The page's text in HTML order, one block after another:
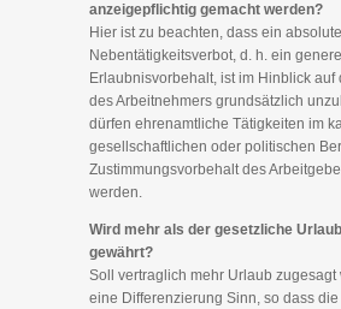
anzeigepflichtig gemacht werden?
Hier ist zu beachten, dass ein
Nebentätigkeitsverbot, d. h. ein
Erlaubnisvorbehalt, ist im Hinblick auf
des Arbeitnehmers grundsätzlich
dürfen ehrenamtliche Tätigkeiten im
gesellschaftlichen oder politischen
Zustimmungsvorbehalt des
werden.
Wird mehr als der gesetzliche
gewährt?
Soll vertraglich mehr Urlaub zugesagt
eine Differenzierung Sinn, so dass